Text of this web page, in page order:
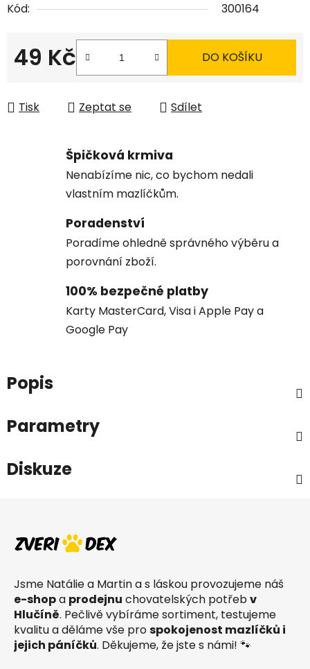
Kód:
300164
49 Kč
Měrná cena:
DO KOŠÍKU
Tisk Zeptat se Sdílet
Špičková krmiva
Nenabízíme nic, co bychom nedali
vlastním mazlíčkům.
Poradenství
Poradíme ohledně správného výběru a
porovnání zboží.
100% bezpečné platby
Karty MasterCard, Visa i Apple Pay a
Google Pay
Popis
Parametry
Diskuze
Jsme Natálie a Martin a s láskou provozujeme náš
e-shopa prodejnu chovatelských potřebv
Hlučíně. Pečlivě vybíráme sortiment, testujeme
kvalitu a děláme vše prospokojenost mazlíčků i
jejich páníčků. Děkujeme, že jste s námi! 🐾